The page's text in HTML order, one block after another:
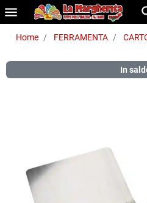
menu
Home FERRAMENTA
In